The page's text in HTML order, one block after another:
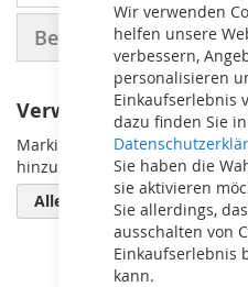
Wir verwenden
helfen unsere
verbessern,
personalisieren
Einkaufserlebnis
dazu finden Sie
Sie haben die
sie aktivieren
Sie allerdings,
ausschalten von
Einkaufserlebnis
kann.
Bewertungen
Verwandte Artikel
Markieren Sie die Artikel, um
hinzuzufügen oder
Alle auswählen